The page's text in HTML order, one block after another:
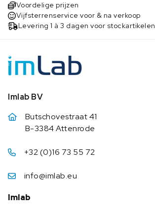
Voordelige prijzen
Vijfsterrenservice voor & na verkoop
Levering 1 à 3 dagen voor stockartikelen
Imlab BV
Butschovestraat 41
B-3384 Attenrode
+32 (0)16 73 55 72
info@imlab.eu
Imlab